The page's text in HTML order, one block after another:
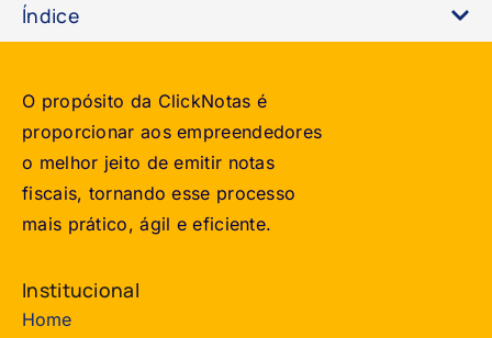
Índice
O propósito da ClickNotas é
proporcionar aos empreendedores
o melhor jeito de emitir notas
fiscais, tornando esse processo
mais prático, ágil e eficiente.
Institucional
Home